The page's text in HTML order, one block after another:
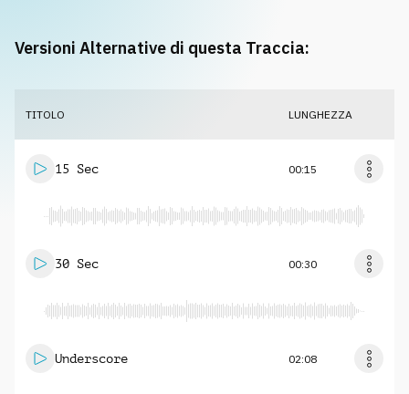
Versioni Alternative di questa Traccia:
TITOLO LUNGHEZZA
15 Sec 00:15
30 Sec 00:30
Underscore 02:08